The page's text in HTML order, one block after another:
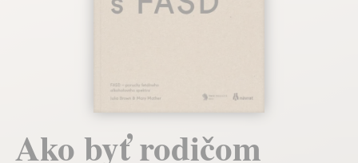
Ako byť rodičom